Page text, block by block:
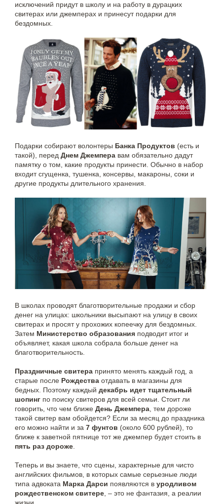
исключений придут в школу и на работу в дурацких
свитерах или джемперах и принесут подарки для
бездомных.
Подарки собирают волонтеры Банка Продуктов (есть и
такой), перед Днем Джемпера вам обязательно дадут
памятку о том, какие продукты принести. Обычно в набор
входит сгущенка, тушенка, консервы, макароны, соки и
другие продукты длительного хранения.
В школах проводят благотворительные продажи и сбор
денег на улицах: школьники высыпают на улицу в своих
свитерах и просят у прохожих копеечку для бездомных.
Затем Министерство образования подводит итог и
объявляет, какая школа собрала больше денег на
благотворительность.
Праздничные свитера принято менять каждый год, а
старые после Рождества отдавать в магазины для
бедных. Поэтому каждый декабрь идет тщательный
шопинг по поиску свитеров для всей семьи. Стоит ли
говорить, что чем ближе День Джемпера , тем дороже
такой свитер вам обойдется? Если за месяц до праздника
его можно найти и за 7 фунтов (около 600 рублей), то
ближе к заветной пятнице тот же джемпер будет стоить в
пять раз дороже
Теперь и вы знаете, что сцены, характерные для чисто
английских фильмов, в которых самые серьезные люди
типа адвоката Марка Дарси появляются в уродливом
рождественском свитере , – это не фантазия, а реалии